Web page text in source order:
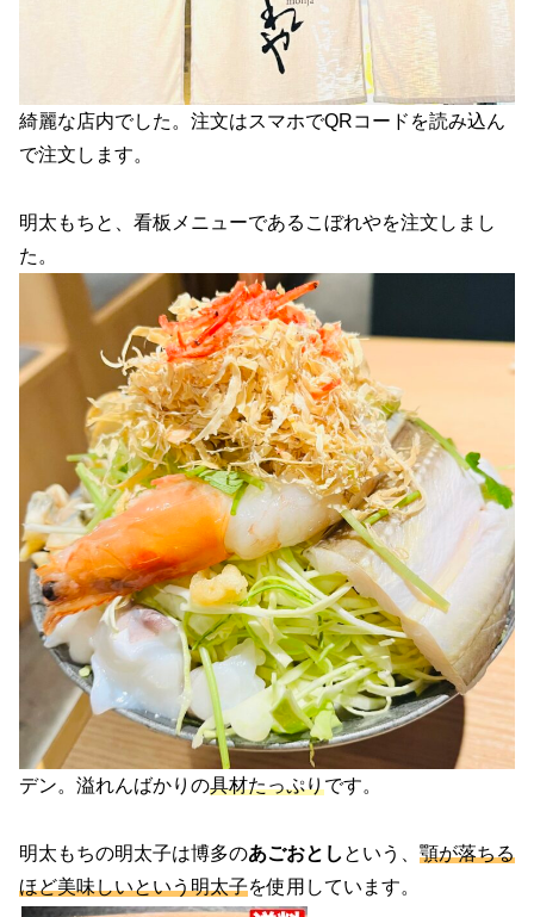
綺麗な店内でした。注文はスマホでQRコードを読み込ん
で注文します。
明太もちと、看板メニューであるこぼれやを注文しまし
た。
デン。溢れんばかりの具材たっぷりです。
明太もちの明太子は博多のあごおとし という、 顎が落ちる
ほど美味しいという明太子を使用しています。